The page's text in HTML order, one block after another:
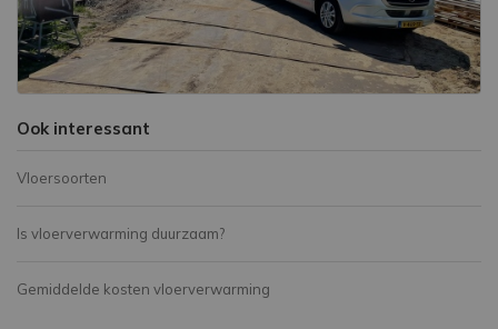
Ook interessant
Vloersoorten
Is vloerverwarming duurzaam?
Gemiddelde kosten vloerverwarming